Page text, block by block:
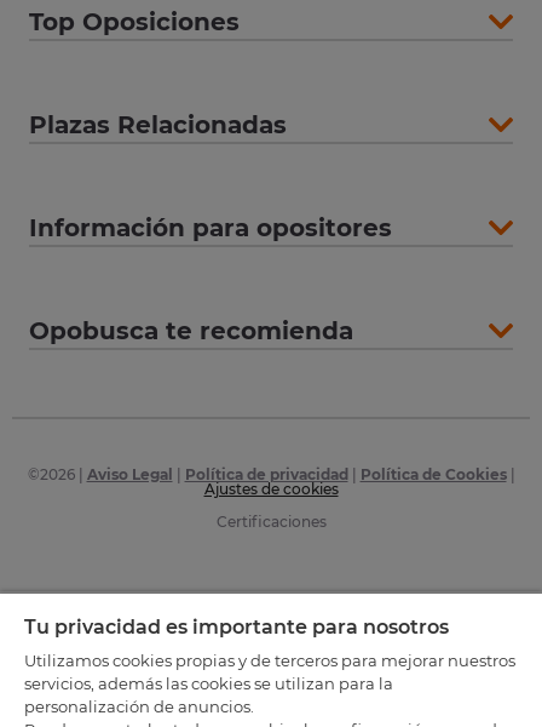
Top Oposiciones
Plazas Relacionadas
Información para opositores
Opobusca te recomienda
©2026| Aviso Legal Política de privacidad Política de Cookies|
Ajustes de cookies
Certificaciones
Tu privacidad es importante para nosotros
Utilizamos cookies propias y de terceros para mejorar nuestros
servicios, además las cookies se utilizan para la
personalización de anuncios.